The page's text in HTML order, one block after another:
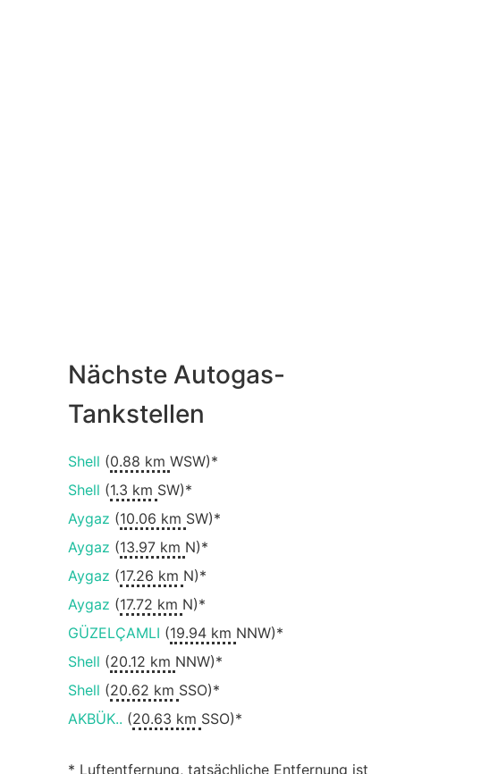
Nächste Autogas-
Tankstellen
Shell (0.88 km WSW)*
Shell (1.3 km SW)*
Aygaz (10.06 km SW)*
Aygaz (13.97 km N)*
Aygaz (17.26 km N)*
Aygaz (17.72 km N)*
GÜZELÇAMLI (19.94 km NNW)*
Shell (20.12 km NNW)*
Shell (20.62 km SSO)*
AKBÜK.. (20.63 km SSO)*
* Luftentfernung, tatsächliche Entfernung ist